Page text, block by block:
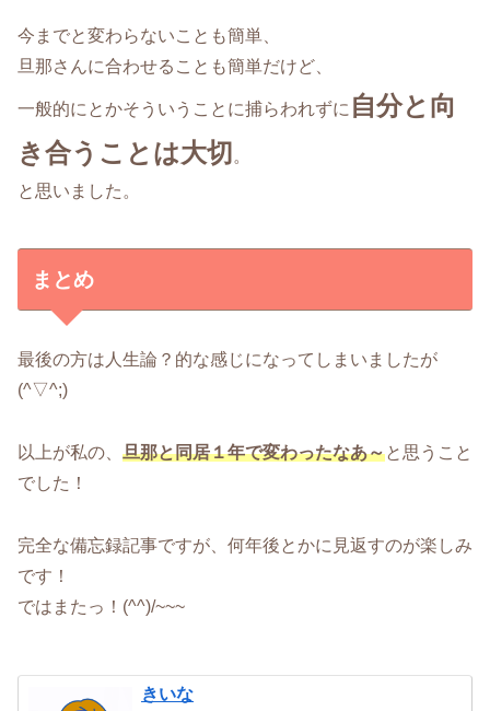
今までと変わらないことも簡単、
旦那さんに合わせることも簡単だけど、
一般的にとかそういうことに捕らわれずに 自分と向
き合うことは大切 。
と思いました。
まとめ
最後の方は人生論？的な感じになってしまいましたが
(^▽^;)
以上が私の、 旦那と同居１年で変わったなあ～と思うこと
でした！
完全な備忘録記事ですが、何年後とかに見返すのが楽しみ
です！
ではまたっ！(^^)/~~~
きいな